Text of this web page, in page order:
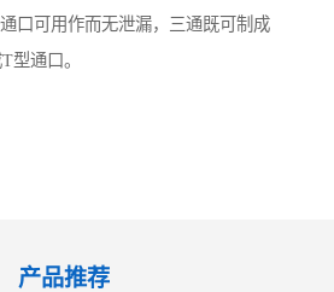
口可用作而无泄漏，三通既可制成
型通口。
产品推荐